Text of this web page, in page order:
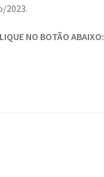
2023.
NO BOTÃO ABAIXO: